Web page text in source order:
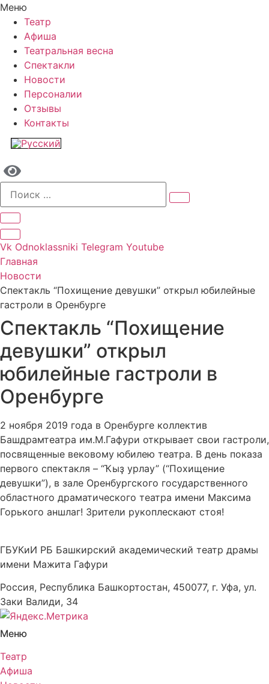
Меню
Театр
Афиша
Театральная весна
Спектакли
Новости
Персоналии
Отзывы
Контакты
Vk Odnoklassniki Telegram Youtube
Главная
Новости
Спектакль “Похищение девушки” открыл юбилейные
гастроли в Оренбурге
Спектакль “Похищение
девушки” открыл
юбилейные гастроли в
Оренбурге
2 ноября 2019 года в Оренбурге коллектив
Башдрамтеатра им.М.Гафури открывает свои гастроли,
посвященные вековому юбилею театра. В день показа
первого спектакля – “Ҡыҙ урлау” (“Похищение
девушки”), в зале Оренбургского государственного
областного драматического театра имени Максима
Горького аншлаг! Зрители рукоплескают стоя!
ГБУКиИ РБ Башкирский академический театр драмы
имени Мажита Гафури
Россия, Республика Башкортостан, 450077, г. Уфа, ул.
Заки Валиди, 34
Меню
Театр
Афиша